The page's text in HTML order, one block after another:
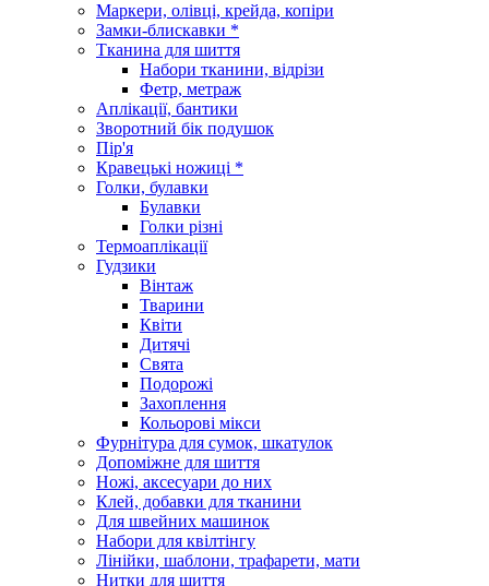
Маркери, олівці, крейда, копіри
Замки-блискавки *
Тканина для шиття
Набори тканини, відрізи
Фетр, метраж
Аплікації, бантики
Зворотний бік подушок
Пір'я
Кравецькі ножиці *
Голки, булавки
Булавки
Голки різні
Термоаплікації
Гудзики
Вінтаж
Тварини
Квіти
Дитячі
Свята
Подорожі
Захоплення
Кольорові мікси
Фурнітура для сумок, шкатулок
Допоміжне для шиття
Ножі, аксесуари до них
Клей, добавки для тканини
Для швейних машинок
Набори для квілтінгу
Лінійки, шаблони, трафарети, мати
Нитки для шиття